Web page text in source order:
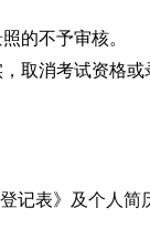
的不予审核。
取消考试资格或
记表》 及个人简